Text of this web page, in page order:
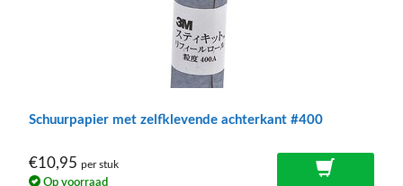
Schuurpapier met zelfklevende achterkant #400
€10,95 per stuk
Op voorraad